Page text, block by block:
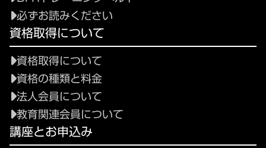
必ずお読みください
資格取得について
資格取得について
資格の種類と料金
法人会員について
教育関連会員について
講座とお申込み